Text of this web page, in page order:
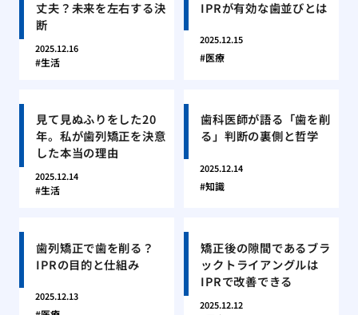
丈夫？未来を左右する決
断
2025.12.16
生活
IPRが有効な歯並びとは
2025.12.15
医療
見て見ぬふりをした20
年。私が歯列矯正を決意
した本当の理由
2025.12.14
生活
歯科医師が語る「歯を削
る」判断の裏側と哲学
2025.12.14
知識
歯列矯正で歯を削る？
IPRの目的と仕組み
2025.12.13
矯正後の隙間であるブラ
ックトライアングルは
IPRで改善できる
2025.12.12